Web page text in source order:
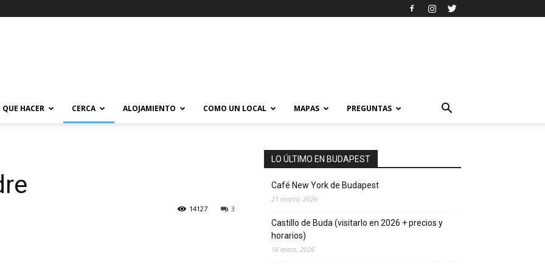
QUE HACER CERCA ALOJAMIENTO COMO UN LOCAL MAPAS PREGUNTAS
3
14127
LO ÚLTIMO EN BUDAPEST
Café New York de Budapest
21 marzo, 2026
Castillo de Buda (visitarlo en 2026 + precios y
horarios)
16 enero, 2026